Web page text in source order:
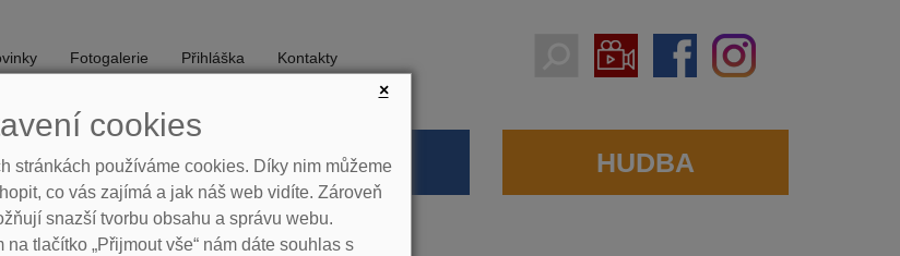
Fotogalerie Přihláška Kontakty
TANEC HUDBA
×
cookies
stránkách používáme cookies. Díky nim můžeme
co vás zajímá a jak náš web vidíte. Zároveň
snazší tvorbu obsahu a správu webu.
na tlačítko „Přijmout vše“ nám dáte souhlas s